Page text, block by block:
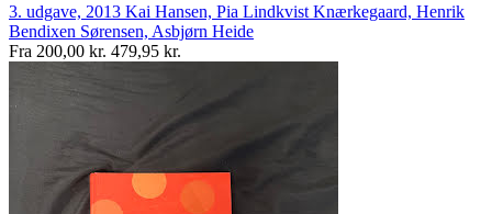
3. udgave, 2013 Kai Hansen, Pia Lindkvist Knærkegaard, Henrik
Bendixen Sørensen, Asbjørn Heide
Fra 200,00 kr. 479,95 kr.